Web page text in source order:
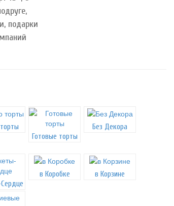
подарки
Готовые торты
Без Декора
в Коробке в Корзине